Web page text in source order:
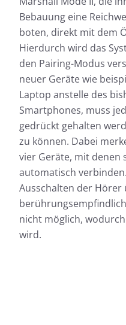
Bebauung eine
boten, direkt mit dem
Hierdurch wird das
den Pairing-Modus
neuer Geräte wie
Laptop anstelle des
Smartphones, muss
gedrückt gehalten
zu können. Dabei
vier Geräte, mit denen
automatisch
Ausschalten der Hörer
nicht möglich,
wird.